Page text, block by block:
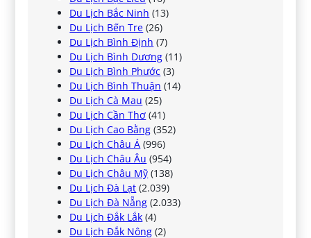
Du Lịch Bắc Ninh (13)
Du Lịch Bến Tre (26)
Du Lịch Bình Định (7)
Du Lịch Bình Dương (11)
Du Lịch Bình Phước (3)
Du Lịch Bình Thuận (14)
Du Lịch Cà Mau (25)
Du Lịch Cần Thơ (41)
Du Lịch Cao Bằng (352)
Du Lịch Châu Á (996)
Du Lịch Châu Âu (954)
Du Lịch Châu Mỹ (138)
Du Lịch Đà Lạt (2.039)
Du Lịch Đà Nẵng (2.033)
Du Lịch Đắk Lắk (4)
Du Lịch Đắk Nông (2)